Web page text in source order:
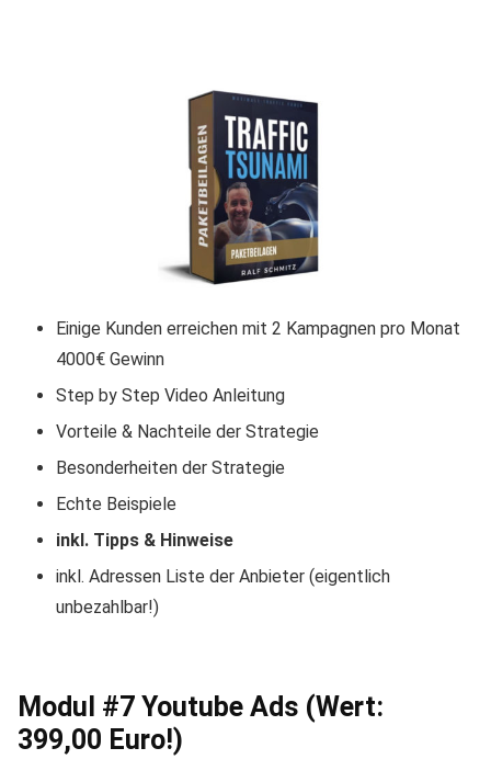
Einige Kunden erreichen mit 2 Kampagnen pro Monat
4000€ Gewinn
Step by Step Video Anleitung
Vorteile & Nachteile der Strategie
Besonderheiten der Strategie
Echte Beispiele
inkl. Tipps & Hinweise
inkl. Adressen Liste der Anbieter (eigentlich
unbezahlbar!)
Modul #7 Youtube Ads (Wert:
399,00 Euro!)